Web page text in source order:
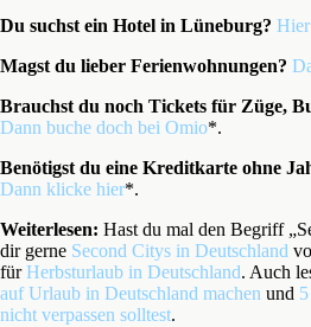
Du suchst ein Hotel in Lüneburg?
Magst du lieber Ferienwohnungen?
Brauchst du noch Tickets für Züge,
Dann buche doch bei Omio*.
Benötigst du eine Kreditkarte ohne
Dann klicke hier*.
Weiterlesen: Hast du mal den Begriff
dir gerne Second Citys in Deutschland
fürHerbsturlaub in Deutschland. Auch
auf Urlaub in Deutschland machen und
nicht verpassen solltest.